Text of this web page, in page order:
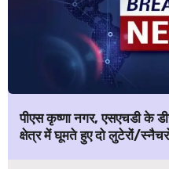
पीएस कृष्णा नगर, एसएचडी के
क्षेत्र में घूमते हुए दो लुटेरों/